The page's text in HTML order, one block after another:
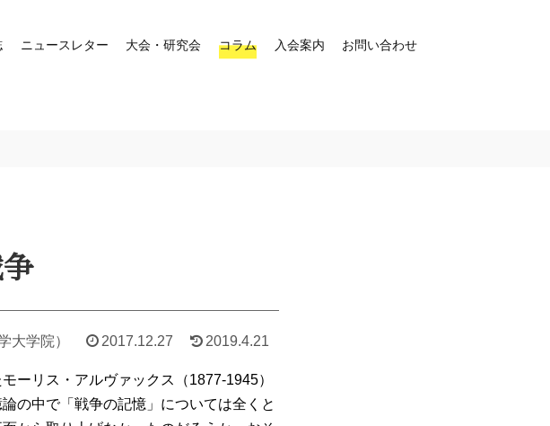
ニュースレター 大会・研究会 コラム 入会案内 お問い合わせ
大学院） 2017.12.27 2019.4.21
リス・アルヴァックス（1877‐1945）
の中で「戦争の記憶」については全くと